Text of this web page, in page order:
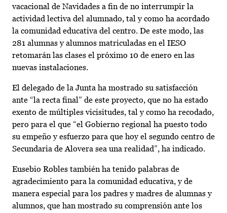
vacacional de Navidades a fin de no interrumpir la
actividad lectiva del alumnado, tal y como ha acordado
la comunidad educativa del centro. De este modo, las
281 alumnas y alumnos matriculadas en el IESO
retomarán las clases el próximo 10 de enero en las
nuevas instalaciones.
El delegado de la Junta ha mostrado su satisfacción
ante “la recta final” de este proyecto, que no ha estado
exento de múltiples vicisitudes, tal y como ha recodado,
pero para el que “el Gobierno regional ha puesto todo
su empeño y esfuerzo para que hoy el segundo centro de
Secundaria de Alovera sea una realidad”, ha indicado.
Eusebio Robles también ha tenido palabras de
agradecimiento para la comunidad educativa, y de
manera especial para los padres y madres de alumnas y
alumnos, que han mostrado su comprensión ante los